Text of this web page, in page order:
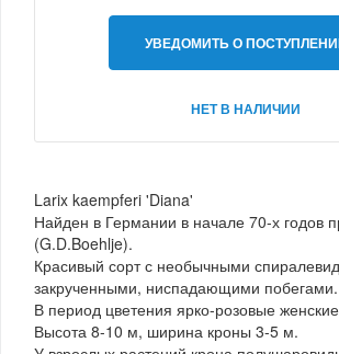
УВЕДОМИТЬ О
НЕТ В НАЛИЧИИ
Larix kaempferi 'Diana'
Найден в Германии в начале 70-х годов
(G.D.Boehlje).
Красивый сорт с необычными
закрученными, ниспадающими побегами.
В период цветения ярко-розовые
Высота 8-10 м, ширина кроны 3-5 м.